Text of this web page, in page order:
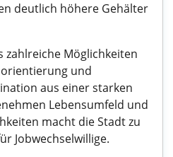
deutlich höhere Gehälter
zahlreiche Möglichkeiten
und
aus einer starken
Lebensumfeld und
macht die Stadt zu
Jobwechselwillige.